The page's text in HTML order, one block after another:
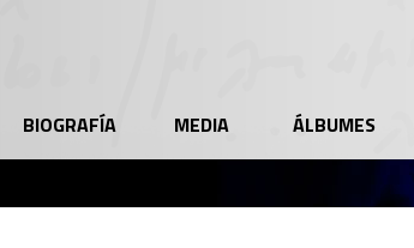
BIOGRAFÍA MEDIA ÁLBUMES